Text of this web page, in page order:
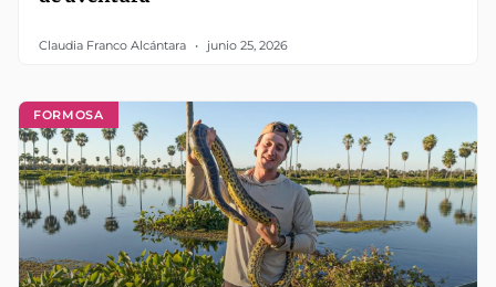
Claudia Franco Alcántara junio 25, 2026
FORMOSA